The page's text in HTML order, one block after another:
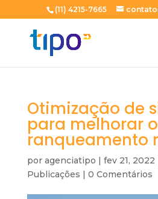
(11) 4215-7665
Otimização de
para melhorar o
ranqueamento
por agenciatipo | fev 21, 2022
Publicações | 0 Comentários